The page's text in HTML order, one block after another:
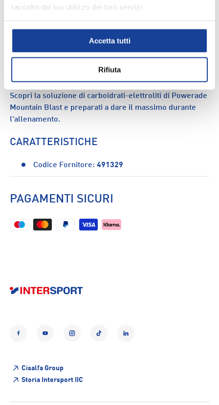
raccolto dal tuo utilizzo dei loro servizi.
Accetta tutti
Rifiuta
reintegrare durante l'esercizio fisico. Pensata per
mantenimento delle prestazioni di resistenza durante
l'attività sportiva prolungata, Powerade è l'alleato
perfetto per chi pratica sport e conduce una vita attiva.
Scopri la soluzione di carboidrati-elettroliti di Powerade
Mountain Blast e preparati a dare il massimo durante
l'allenamento.
CARATTERISTICHE
Codice Fornitore: 491329
PAGAMENTI SICURI
YouTubeInstagramTikTok LinkedIn
Cisalfa Group
Storia Intersport IIC